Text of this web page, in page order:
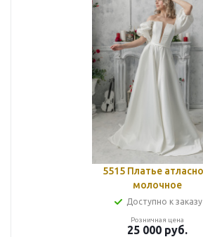
5515 Платье атласное,
молочное
Доступно к заказу
Розничная цена
25 000 руб.